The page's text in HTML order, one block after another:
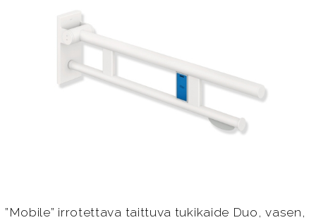
”Mobile” irrotettava taittuva tukikaide Duo, vasen,